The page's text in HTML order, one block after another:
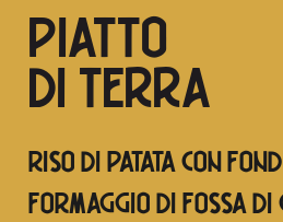
PIATTO
DI TERRA
RISO DI PATATA CON
FORMAGGIO DI FOSSA DI